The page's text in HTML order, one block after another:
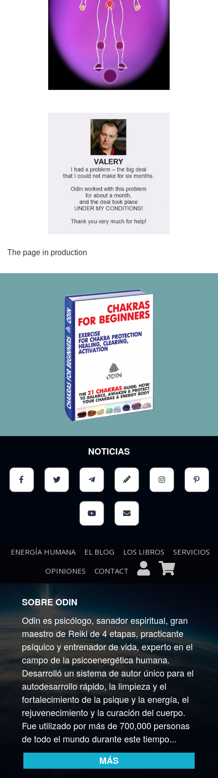
The page in production
NOTICIAS
ENERGÍA HUMANA EL BLOG LOS LIBROS
SERVICIOS
OPINIONES
CONTACT
SOBRE ODIN
Odin es psicólogo, sanador espiritual, gran
maestro de Reiki de 4 etapas, practicante
psíquico y entrenador de vida, experto en el
campo de la psicoenergética humana.
Desarrolló un sistema de autor único para el
autodesarrollo rápido, la limpieza y el
fortalecimiento de la psique y la energía, el
rejuvenecimiento y la curación del cuerpo.
Fue utilizado por más de 700,000 personas
de todo el mundo durante este tiempo...
MÁS